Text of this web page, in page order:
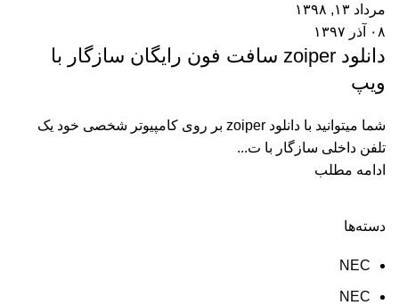
مرداد ۱۳, ۱۳۹۸
۰۸ آذر ۱۳۹۷
دانلود zoiper سافت فون رایگان سازگار با
ویپ
شما میتوانید با دانلود zoiper بر روی کامپیوتر شخصی خود یک
تلفن داخلی سازگار با ت...
ادامه مطلب
دسته‌ها
NEC
NEC